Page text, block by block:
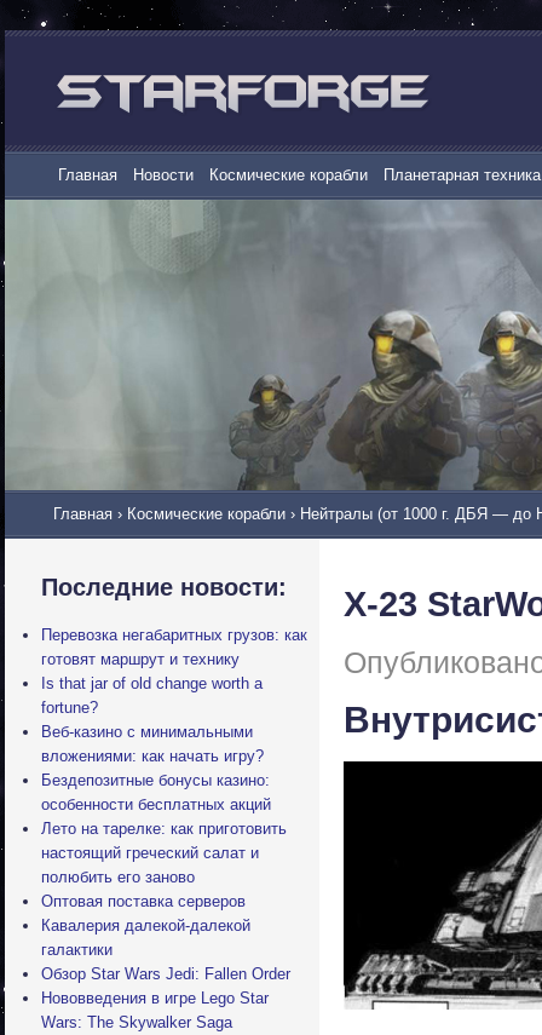
Главная Новости Космические корабли Планетарная техника
Главная › Космические корабли › Нейтралы (от 1000 г. ДБЯ — до
Последние новости:
Перевозка негабаритных грузов: как
готовят маршрут и технику
Is that jar of old change worth a
fortune?
Веб-казино с минимальными
вложениями: как начать игру?
Бездепозитные бонусы казино:
особенности бесплатных акций
Лето на тарелке: как приготовить
настоящий греческий салат и
полюбить его заново
Оптовая поставка серверов
Кавалерия далекой-далекой
галактики
Обзор Star Wars Jedi: Fallen Order
Нововведения в игре Lego Star
Wars: The Skywalker Saga
X-23